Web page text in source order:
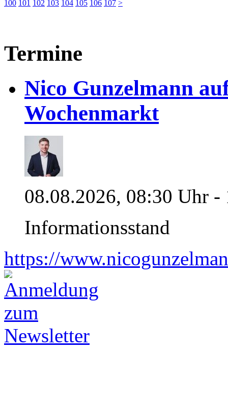
100 101 102 103 104 105 106 107 >
Termine
Nico Gunzelmann
Wochenmarkt
08.08.2026, 08:30 Uhr -
Informationsstand
https://